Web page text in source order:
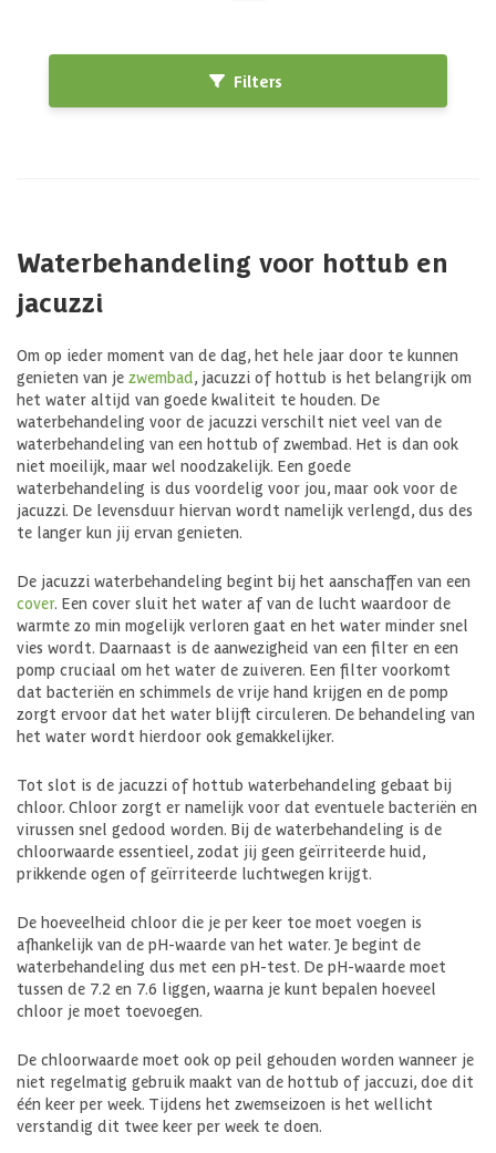
Filters
Waterbehandeling voor hottub en
jacuzzi
Om op ieder moment van de dag, het hele jaar door te kunnen
genieten van je zwembad, jacuzzi of hottub is het belangrijk om
het water altijd van goede kwaliteit te houden. De
waterbehandeling voor de jacuzzi verschilt niet veel van de
waterbehandeling van een hottub of zwembad. Het is dan ook
niet moeilijk, maar wel noodzakelijk. Een goede
waterbehandeling is dus voordelig voor jou, maar ook voor de
jacuzzi. De levensduur hiervan wordt namelijk verlengd, dus des
te langer kun jij ervan genieten.
De jacuzzi waterbehandeling begint bij het aanschaffen van een
cover. Een cover sluit het water af van de lucht waardoor de
warmte zo min mogelijk verloren gaat en het water minder snel
vies wordt. Daarnaast is de aanwezigheid van een filter en een
pomp cruciaal om het water de zuiveren. Een filter voorkomt
dat bacteriën en schimmels de vrije hand krijgen en de pomp
zorgt ervoor dat het water blijft circuleren. De behandeling van
het water wordt hierdoor ook gemakkelijker.
Tot slot is de jacuzzi of hottub waterbehandeling gebaat bij
chloor. Chloor zorgt er namelijk voor dat eventuele bacteriën en
virussen snel gedood worden. Bij de waterbehandeling is de
chloorwaarde essentieel, zodat jij geen geïrriteerde huid,
prikkende ogen of geïrriteerde luchtwegen krijgt.
De hoeveelheid chloor die je per keer toe moet voegen is
afhankelijk van de pH-waarde van het water. Je begint de
waterbehandeling dus met een pH-test. De pH-waarde moet
tussen de 7.2 en 7.6 liggen, waarna je kunt bepalen hoeveel
chloor je moet toevoegen.
De chloorwaarde moet ook op peil gehouden worden wanneer je
niet regelmatig gebruik maakt van de hottub of jaccuzi, doe dit
één keer per week. Tijdens het zwemseizoen is het wellicht
verstandig dit twee keer per week te doen.